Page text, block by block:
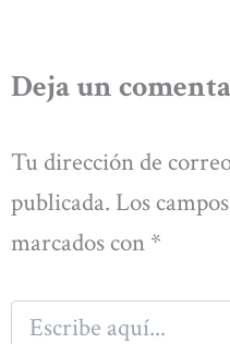
Deja un
Tu dirección de
publicada. Los
marcados con *
Escribe
aquí...